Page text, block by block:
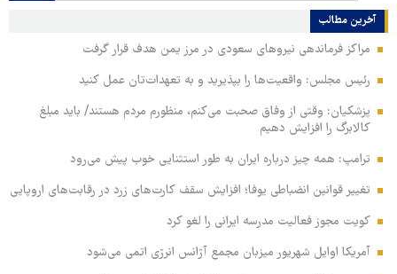
آخرین مطالب
مراکز فرماندهی نیروهای سعودی در مرز یمن هدف قرار گرفت
رئیس مجلس: واقعیت‌ها را بپذیرید و به تعهدات‌تان عمل کنید
پزشکیان: وقتی از وفاق صحبت می‌کنم، منظورم مردم هستند/ باید مبلغ
کالابرگ را افزایش دهیم
ترامپ: همه چیز درباره ایران به طور استثنایی خوب پیش می‌رود
تغییر قوانین انضباطی یوفا؛ افزایش سقف کارت‌های زرد در رقابت‌های اروپایی
کویت مجوز فعالیت مدرسه ایرانی را لغو کرد
آمریکا اوایل شهریور میزبان مجمع آژانس انرژی اتمی می‌شود